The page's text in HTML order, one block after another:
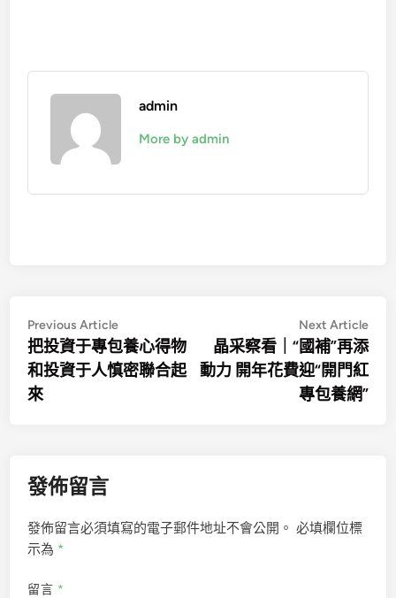
admin
More by admin
文
章
導
覽
Previous ArticlePrevious
article:
把投資于專包養心得物
和投資于人慎密聯合起
來
Next Article
晶采察看｜“國補”再添
動力 開年花費迎“開門紅
專包養網”
發佈留言
發佈留言必須填寫的電子郵件地址不會公開。 必填欄位標
示為 *
留言 *